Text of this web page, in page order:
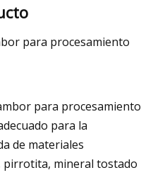
para procesamiento
para procesamiento
para la
de materiales
pirrotita, mineral tostado